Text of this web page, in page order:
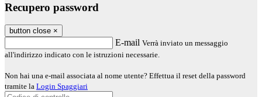
Recupero password
button close ×
E-mail Verrà inviato un messaggio
all'indirizzo indicato con le istruzioni necessarie.
Non hai una e-mail associata al nome utente? Effettua il reset della password
tramite la Login Spaggiari